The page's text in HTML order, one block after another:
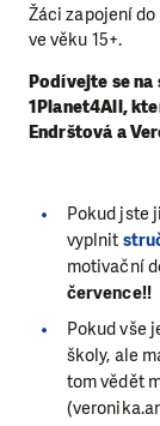
Žáci zapojení
ve věku 15+.
Podívejte se
1Planet4All,
Endrštová a
Pokud jste
vyplnit
motivační
července!!
Pokud vše
školy, ale
tom vědět